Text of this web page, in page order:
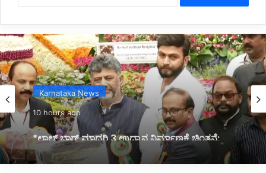
Karnataka News
10 hours ago
*ಲಾಲ್ ಬಾಗ್ ಮಾದರಿ 3 ಉದ್ಯಾನ ನಿರ್ಮಾಣಕ್ಕೆ ಚಿಂತನೆ:
ಸಿಎಂ ಡಿ.ಕೆ.ಶಿವಕುಮಾರ್*